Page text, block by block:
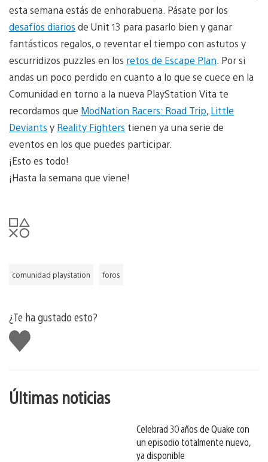
esta semana estás de enhorabuena. Pásate por los
desafíos diarios de Unit 13 para pasarlo bien y ganar
fantásticos regalos, o reventar el tiempo con astutos y
escurridizos puzzles en los retos de Escape Plan . Por si
andas un poco perdido en cuanto a lo que se cuece en la
Comunidad en torno a la nueva PlayStation Vita te
recordamos que ModNation Racers: Road Trip, Little
Deviants y Reality Fighters tienen ya una serie de
eventos en los que puedes participar.
¡Esto es todo!
¡Hasta la semana que viene!
comunidad playstation foros
¿Te ha gustado esto?
Me
gusta
Últimas noticias
Celebrad 30 años de Quake con
un episodio totalmente nuevo,
ya disponible